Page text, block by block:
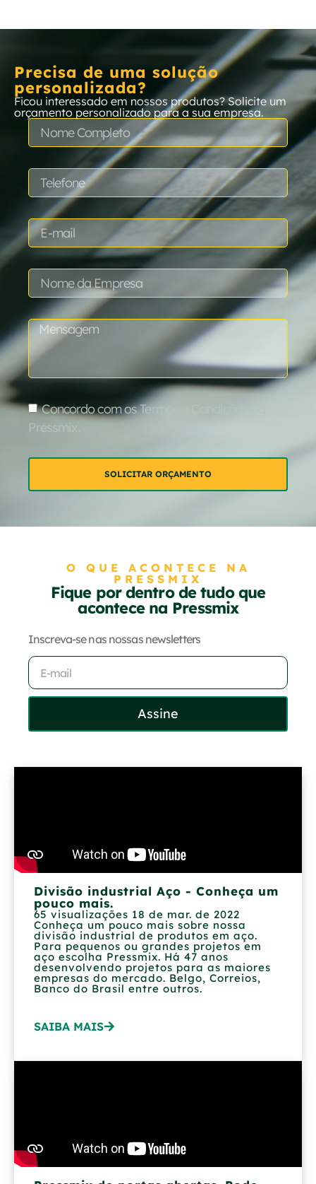
Precisa de uma solução
personalizada?
Ficou interessado em nossos produtos? Solicite um
orçamento personalizado para a sua empresa.
Concordo com os Termos e Condições da
Pressmix.
SOLICITAR ORÇAMENTO
O QUE ACONTECE NA
PRESSMIX
Fique por dentro de tudo que
acontece na Pressmix
Inscreva-se nas nossas newsletters
Assine
Divisão industrial Aço - Conheça um
pouco mais.
65 visualizações 18 de mar. de 2022
Conheça um pouco mais sobre nossa
divisão industrial de produtos em aço.
Para pequenos ou grandes projetos em
aço escolha Pressmix. Há 47 anos
desenvolvendo projetos para as maiores
empresas do mercado. Belgo, Correios,
Banco do Brasil entre outros.
SAIBA MAIS